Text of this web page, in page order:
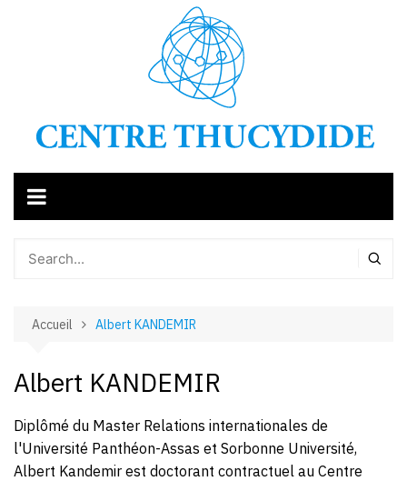
Accueil Albert KANDEMIR
Albert KANDEMIR
Diplômé du Master Relations internationales de
l'Université Panthéon-Assas et Sorbonne Université,
Albert Kandemir est doctorant contractuel au Centre